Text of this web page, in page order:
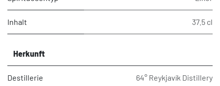
Inhalt 37.5 cl
Herkunft
Destillerie 64° Reykjavík Distillery